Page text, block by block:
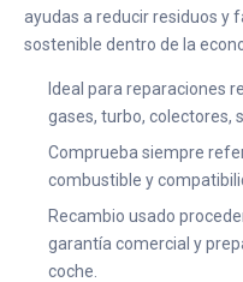
ayudas a reducir residuos y
sostenible dentro de la
Ideal para reparaciones
gases, turbo, colectores,
Comprueba siempre
combustible y
Recambio usado
garantía comercial y
coche.